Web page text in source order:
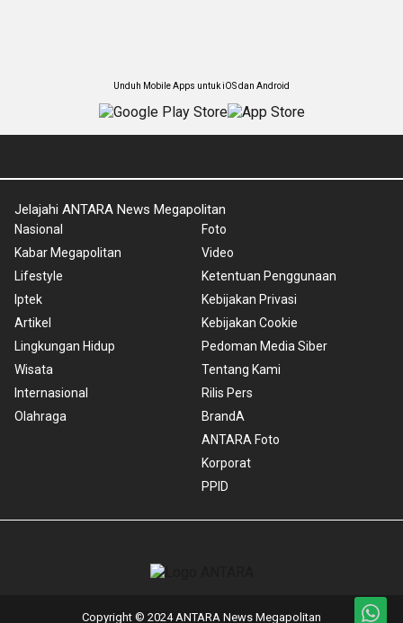
Unduh Mobile Apps untuk iOS dan Android
Jelajahi ANTARA News Megapolitan
Nasional
Kabar Megapolitan
Lifestyle
Iptek
Artikel
Lingkungan Hidup
Wisata
Internasional
Olahraga
Foto
Video
Ketentuan Penggunaan
Kebijakan Privasi
Kebijakan Cookie
Pedoman Media Siber
Tentang Kami
Rilis Pers
BrandA
ANTARA Foto
Korporat
PPID
Copyright © 2024 ANTARA News Megapolitan